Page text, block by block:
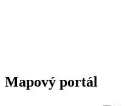
Mapový portál